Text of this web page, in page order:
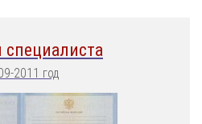
2011 год